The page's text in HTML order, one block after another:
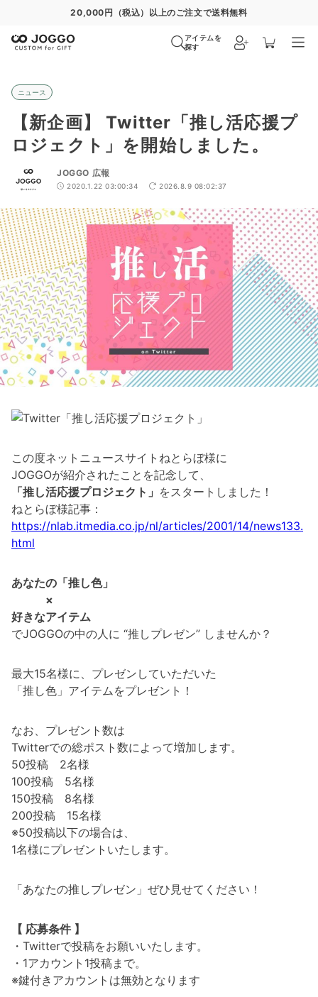
20,000円（税込）以上のご注文で送料無料
アイテムを
探す
ニュース
【新企画】 Twitter「推し活応援プ
ロジェクト」を開始しました。
JOGGO 広報
2020.1.22 03:00:34 2026.8.9 08:02:37
この度ネットニュースサイトねとらぼ様に
JOGGOが紹介されたことを記念して、
「推し活応援プロジェクト」 をスタートしました！
ねとらぼ様記事：
https://nlab.itmedia.co.jp/nl/articles/2001/14/news133.
html
あなたの「推し色」
×
好きなアイテム
でJOGGOの中の人に “推しプレゼン” しませんか？
最大15名様に、プレゼンしていただいた
「推し色」アイテムをプレゼント！
なお、プレゼント数は
Twitterでの総ポスト数によって増加します。
50投稿 2名様
100投稿 5名様
150投稿 8名様
200投稿 15名様
※50投稿以下の場合は、
1名様にプレゼントいたします。
「あなたの推しプレゼン」ぜひ見せてください！
【 応募条件 】
・Twitterで投稿をお願いいたします。
・1アカウント1投稿まで。
※鍵付きアカウントは無効となります